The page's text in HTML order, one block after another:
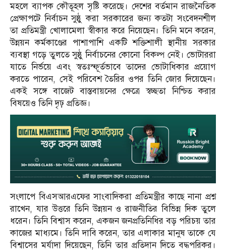
মহলে ব্যাপক কৌতূহল সৃষ্টি করেছে। দেশের বর্তমান রাজনৈতিক
প্রেক্ষাপটে নির্বাচন সুষ্ঠু করা সরকারের জন্য কতটা সংবেদনশীল
তা প্রতিমন্ত্রী খোলামেলা স্বীকার করে নিয়েছেন। তিনি মনে করেন,
উন্নয়ন কর্মকাণ্ডের পাশাপাশি একটি শক্তিশালী স্থানীয় সরকার
ব্যবস্থা গড়ে তুলতে সুষ্ঠু নির্বাচনের কোনো বিকল্প নেই। ভোটাররা
যাতে নির্ভয়ে এবং স্বতঃস্ফূর্তভাবে তাদের ভোটাধিকার প্রয়োগ
করতে পারেন, সেই পরিবেশ তৈরির ওপর তিনি জোর দিয়েছেন।
একই সঙ্গে বাজেট বাস্তবায়নের ক্ষেত্রে স্বচ্ছতা নিশ্চিত করার
বিষয়েও তিনি দৃঢ় প্রতিজ্ঞ।
সংলাপে বিএসআরএফের সাংবাদিকরা প্রতিমন্ত্রীর কাছে নানা প্রশ্ন
রাখেন, যার উত্তরে তিনি উন্নয়ন ও রাজনীতির বিভিন্ন দিক তুলে
ধরেন। তিনি বিশ্বাস করেন, একজন জনপ্রতিনিধির বড় পরিচয় তার
কাজের মাধ্যমে। তিনি দাবি করেন, তার এলাকার মানুষ তাকে যে
বিশ্বাসের মর্যাদা দিয়েছেন, তিনি তার প্রতিদান দিতে বদ্ধপরিকর।